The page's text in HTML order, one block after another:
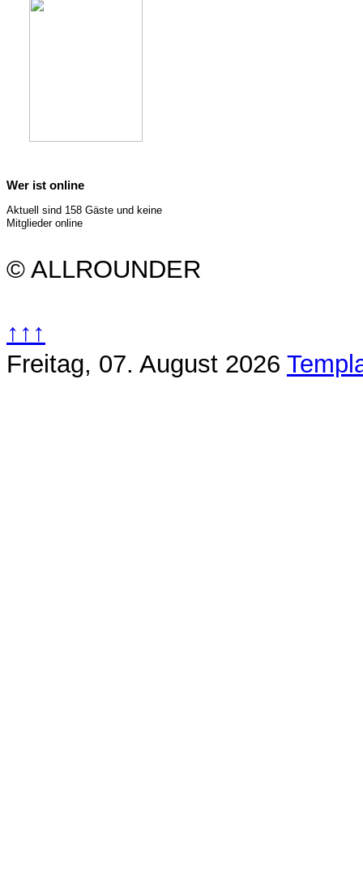
Wer ist online
Aktuell sind 158 Gäste und keine
Mitglieder online
© ALLROUNDER
↑↑↑
Freitag, 07. August 2026